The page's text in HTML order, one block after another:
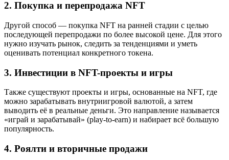
2. Покупка и перепродажа NFT
Другой способ — покупка NFT на ранней стадии с целью
последующей перепродажи по более высокой цене. Для этого
нужно изучать рынок, следить за тенденциями и уметь
оценивать потенциал конкретного токена.
3. Инвестиции в NFT-проекты и игры
Также существуют проекты и игры, основанные на NFT, где
можно зарабатывать внутриигровой валютой, а затем
выводить её в реальные деньги. Это направление называется
«играй и зарабатывай» (play-to-earn) и набирает всё большую
популярность.
4. Роялти и вторичные продажи